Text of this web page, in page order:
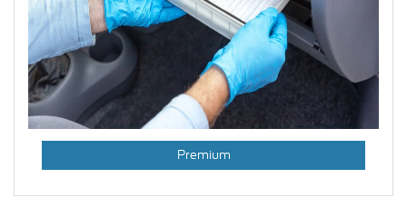
Premium